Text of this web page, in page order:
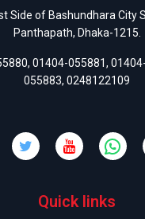
Side of Bashundhara City
Panthapath, Dhaka-1215.
, 01404-055881,
055883, 0248122109
Quick links